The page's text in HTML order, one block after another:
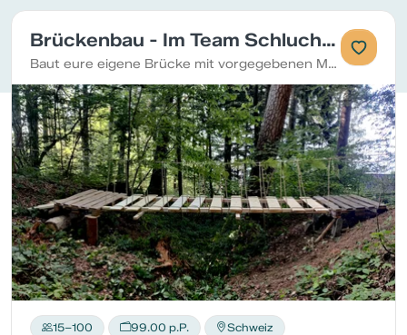
Brückenbau - Im Team Schluchten überwinden
Baut eure eigene Brücke mit vorgegebenen Materialien
15–100 99.00 p.P. Schweiz